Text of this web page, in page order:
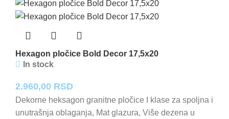
Hexagon pločice Bold Decor 17,5x20
In stock
2.960,00 RSD
Dekorne heksagon granitne pločice I klase za spoljna i
unutrašnja oblaganja, Mat glazura, Više dezena u